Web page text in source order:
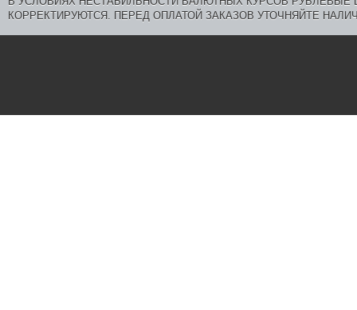
КОРРЕКТИРУЮТСЯ. ПЕРЕД ОПЛАТОЙ ЗАКАЗОВ УТОЧНЯЙТЕ